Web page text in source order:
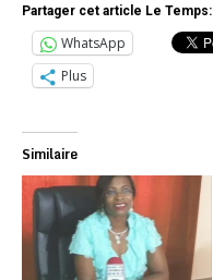
Partager cet article Le Temps:
WhatsApp
Plus
Similaire